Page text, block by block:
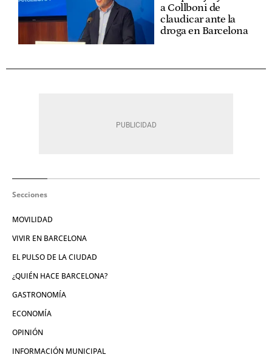
a Collboni de
claudicar ante la
droga en Barcelona
Secciones
MOVILIDAD
VIVIR EN BARCELONA
EL PULSO DE LA CIUDAD
¿QUIÉN HACE BARCELONA?
GASTRONOMÍA
ECONOMÍA
OPINIÓN
INFORMACIÓN MUNICIPAL